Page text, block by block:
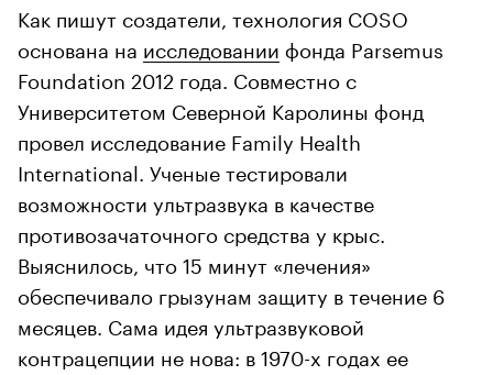
Как пишут создатели, технология COSO
основана на исследовании фонда Parsemus
Foundation 2012 года. Совместно с
Университетом Северной Каролины фонд
провел исследование Family Health
International. Ученые тестировали
возможности ультразвука в качестве
противозачаточного средства у крыс.
Выяснилось, что 15 минут «лечения»
обеспечивало грызунам защиту в течение 6
месяцев. Сама идея ультразвуковой
контрацепции не нова: в 1970-х годах ее